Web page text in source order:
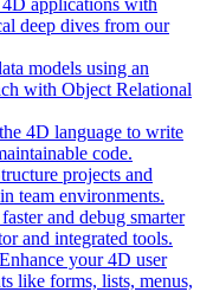
applications with
deep dives from our
models using an
with Object Relational
4D language to write
code.
projects and
team environments.
and debug smarter
and integrated tools.
Enhance your 4D user
like forms, lists, menus,